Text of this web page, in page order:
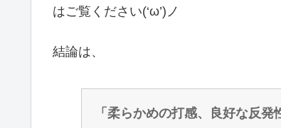
はご覧ください(‘ω’)ノ
結論は、
「柔らかめの打感、良好な反